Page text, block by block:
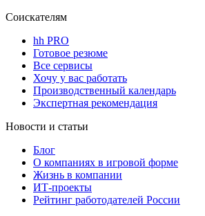
Соискателям
hh PRO
Готовое резюме
Все сервисы
Хочу у вас работать
Производственный календарь
Экспертная рекомендация
Новости и статьи
Блог
О компаниях в игровой форме
Жизнь в компании
ИТ-проекты
Рейтинг работодателей России